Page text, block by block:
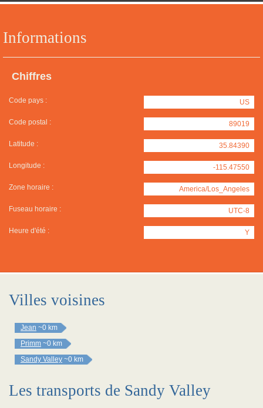
Informations
Chiffres
Code pays : US
Code postal : 89019
Latitude : 35.84390
Longitude : -115.47550
Zone horaire : America/Los_Angeles
Fuseau horaire : UTC-8
Heure d'été : Y
Villes voisines
Jean ~0 km
Primm ~0 km
Sandy Valley ~0 km
Les transports de Sandy Valley